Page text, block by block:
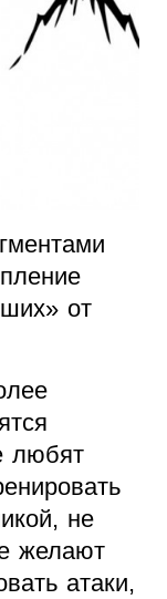
от
любят
не
желают
атаки,